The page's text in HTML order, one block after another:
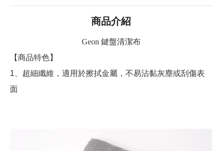
商品介紹
Geon 鍵盤清潔布
【商品特色】
1、超細纖維，適用於擦拭金屬，不易沾黏灰塵或刮傷表
面